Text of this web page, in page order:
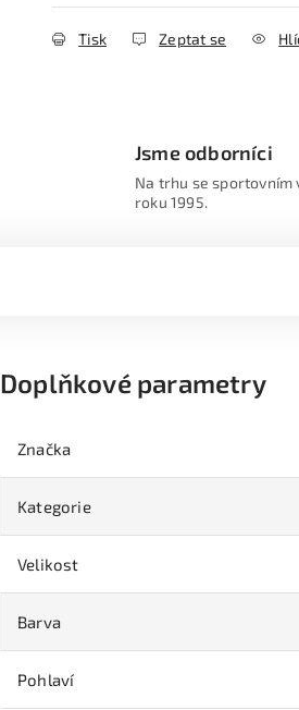
Tisk Zeptat se
Jsme odborníci
Na trhu se sportovním
roku 1995.
Doplňkové parametry
Značka
Kategorie
Velikost
Barva
Pohlaví